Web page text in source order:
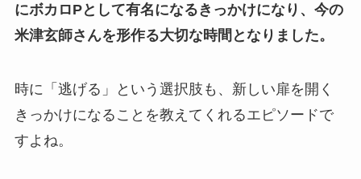
にボカロPとして有名になるきっかけになり、今の
米津玄師さんを形作る大切な時間となりました。
時に「逃げる」という選択肢も、新しい扉を開く
きっかけになることを教えてくれるエピソードで
すよね。